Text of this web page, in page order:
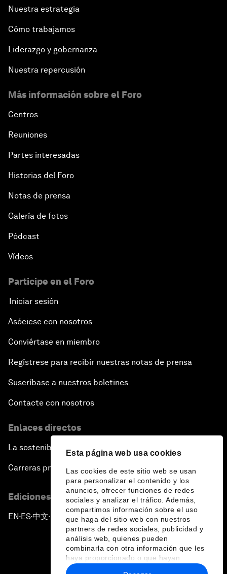
Esta página web usa cookies
Las cookies de este sitio web se usan
para personalizar el contenido y los
anuncios, ofrecer funciones de redes
sociales y analizar el tráfico. Además,
compartimos información sobre el uso
que haga del sitio web con nuestros
partners de redes sociales, publicidad y
análisis web, quienes pueden
combinarla con otra información que les
haya proporcionado o que hayan
recopilado a partir del uso que haya
Nuestra estrategia
Cómo trabajamos
Liderazgo y gobernanza
Nuestra repercusión
Más información sobre el Foro
Centros
Reuniones
Partes interesadas
Historias del Foro
Notas de prensa
Galería de fotos
Pódcast
Vídeos
Participe en el Foro
Iniciar sesión
Asóciese con nosotros
Conviértase en miembro
Regístrese para recibir nuestras notas de prensa
Suscríbase a nuestros boletines
Contacte con nosotros
Enlaces directos
La sostenibilidad en el Foro
Carreras profesionales
Ediciones en otros idiomas
EN ▪ ES▪中文▪ 日本語